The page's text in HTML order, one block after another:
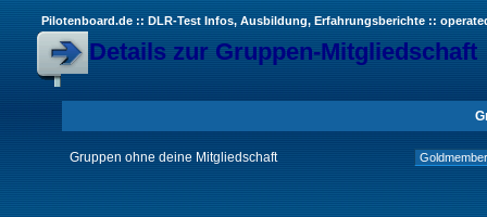
Pilotenboard.de :: DLR-Test Infos, Ausbildung, Erfahrungsberichte ::
Details zur Gruppen-Mitgliedschaft
Gruppen ohne deine Mitgliedschaft